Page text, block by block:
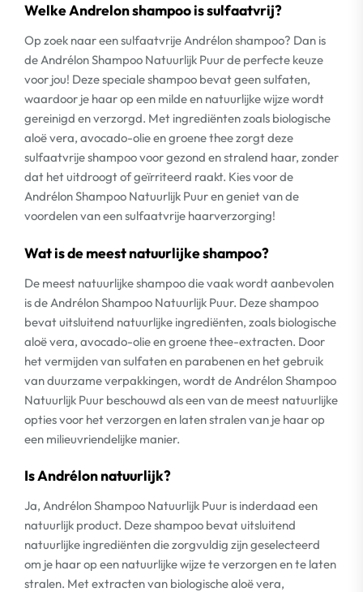
Welke Andrelon shampoo is sulfaatvrij?
Op zoek naar een sulfaatvrije Andrélon shampoo? Dan is
de Andrélon Shampoo Natuurlijk Puur de perfecte keuze
voor jou! Deze speciale shampoo bevat geen sulfaten,
waardoor je haar op een milde en natuurlijke wijze wordt
gereinigd en verzorgd. Met ingrediënten zoals biologische
aloë vera, avocado-olie en groene thee zorgt deze
sulfaatvrije shampoo voor gezond en stralend haar, zonder
dat het uitdroogt of geïrriteerd raakt. Kies voor de
Andrélon Shampoo Natuurlijk Puur en geniet van de
voordelen van een sulfaatvrije haarverzorging!
Wat is de meest natuurlijke shampoo?
De meest natuurlijke shampoo die vaak wordt aanbevolen
is de Andrélon Shampoo Natuurlijk Puur. Deze shampoo
bevat uitsluitend natuurlijke ingrediënten, zoals biologische
aloë vera, avocado-olie en groene thee-extracten. Door
het vermijden van sulfaten en parabenen en het gebruik
van duurzame verpakkingen, wordt de Andrélon Shampoo
Natuurlijk Puur beschouwd als een van de meest natuurlijke
opties voor het verzorgen en laten stralen van je haar op
een milieuvriendelijke manier.
Is Andrélon natuurlijk?
Ja, Andrélon Shampoo Natuurlijk Puur is inderdaad een
natuurlijk product. Deze shampoo bevat uitsluitend
natuurlijke ingrediënten die zorgvuldig zijn geselecteerd
om je haar op een natuurlijke wijze te verzorgen en te laten
stralen. Met extracten van biologische aloë vera,